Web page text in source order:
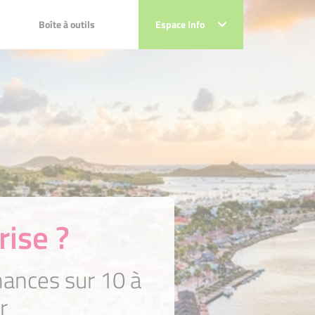
!!!
Boîte à outils Espace Info
!!!
Boîte à outils Espace Info
?
sur 10 à